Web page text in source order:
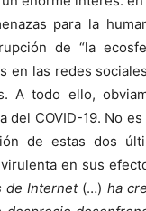
para la
de “la
en las redes
A todo ello,
del COVID-19. No
de estas dos
en sus
de Internet(…) ha